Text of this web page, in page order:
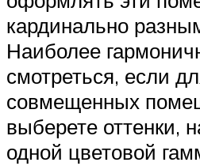
кардинально
Наиболее
смотреться, если
совмещенных
выберете оттенки,
одной цветовой